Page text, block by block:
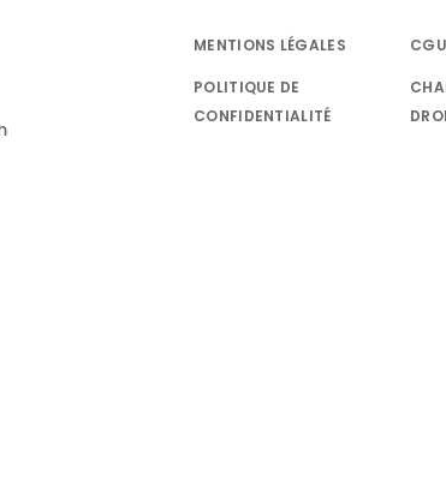
MENTIONS LÉGALES CGU
POLITIQUE DE
CONFIDENTIALITÉ